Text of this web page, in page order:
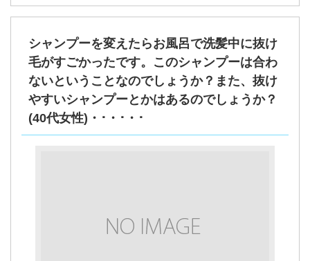
シャンプーを変えたらお風呂で洗髪中に抜け
毛がすごかったです。このシャンプーは合わ
ないということなのでしょうか？また、抜け
やすいシャンプーとかはあるのでしょうか？
(40代女性)・･・･・･